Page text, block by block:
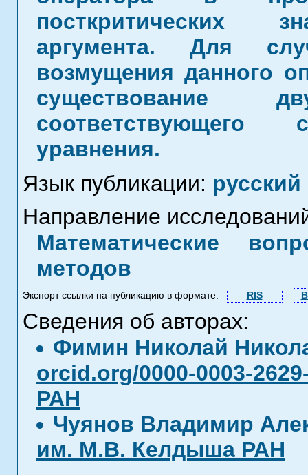
посткритических
аргумента. Для
возмущения данного
существование
соответствующего
уравнения.
Язык публикации: русский
Направление
Математические
методов
Экспорт ссылки на публикацию в формате: RIS
Сведения об авторах:
Фимин Николай
orcid.org/0000-0003-
РАН
Чуянов Владимир
им. М.В. Келдыша РАН